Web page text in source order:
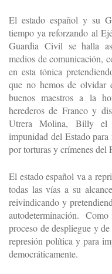
El estado español y su
tiempo ya reforzando al
Guardia Civil se halla
medios de comunicación,
en esta tónica
que no hemos de olvidar
buenos maestros a la
herederos de Franco y
Utrera Molina, Billy el
impunidad del Estado
por torturas y crímenes del
El estado español va a
todas las vías a su
reivindicando y
autodeterminación. Como
proceso de despliegue y
represión política y para
democráticamente.